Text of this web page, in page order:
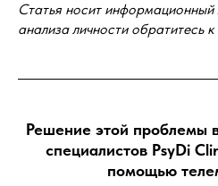
Статья носит информационный
анализа личности обратитесь к
Решение этой проблемы
специалистов PsyDi
помощью